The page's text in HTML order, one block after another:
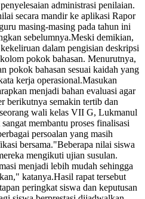
administrasi penilaian.
secara mandir ke aplikasi Rapor
masing-masing pada tahun ini
sebelumnya.Meski demikian,
dalam pengisian deskripsi
pokok bahasan. Menurutnya,
pokok bahasan sesuai kaidah yang
kerja operasional.Masukan
menjadi bahan evaluasi agar
berikutnya semakin tertib dan
wali kelas VII G, Lukmanul
membantu proses finalisasi
persoalan yang masih
bersama."Beberapa nilai siswa
mengikuti ujian susulan.
menjadi lebih mudah sehingga
katanya.Hasil rapat tersebut
peringkat siswa dan keputusan